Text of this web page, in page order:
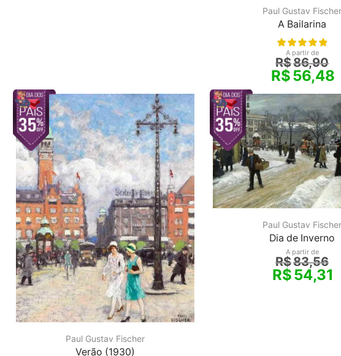
Paul Gustav Fischer
A Bailarina
A partir de
R$86,90
R$56,48
Paul Gustav Fischer
Verão (1930)
Paul Gustav Fischer
Dia de Inverno
A partir de
R$83,56
R$54,31